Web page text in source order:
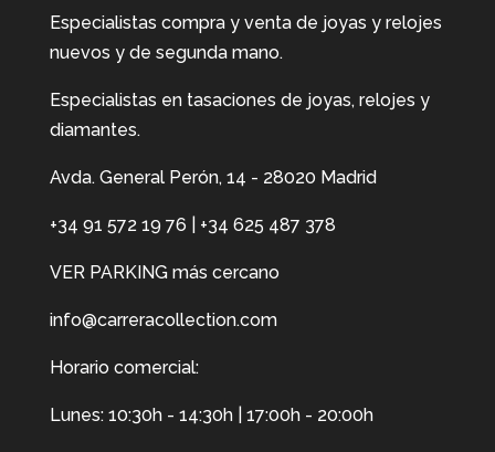
Especialistas compra y venta de joyas y relojes
nuevos y de segunda mano.
Especialistas en tasaciones de joyas, relojes y
diamantes.
Avda. General Perón, 14 - 28020 Madrid
+34 91 572 19 76 +34 625 487 378
VER PARKING más cercano
info@carreracollection.com
Horario comercial:
Lunes: 10:30h - 14:30h | 17:00h - 20:00h